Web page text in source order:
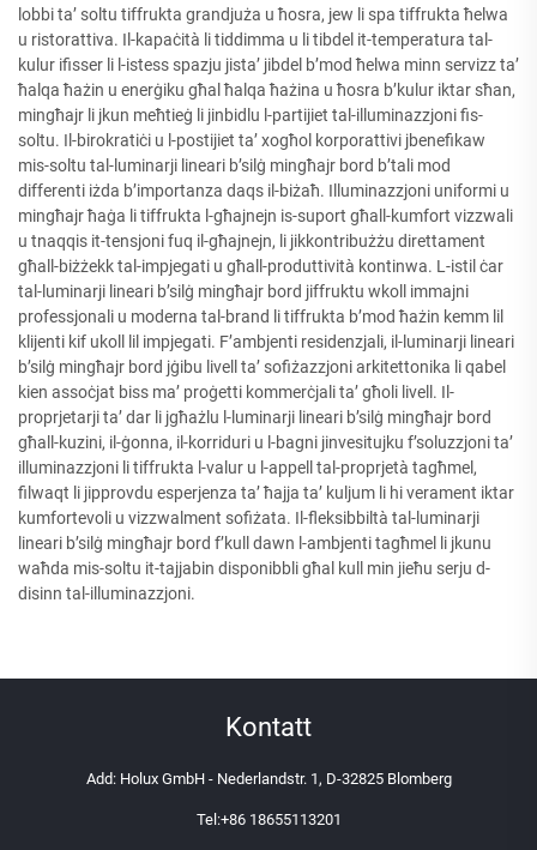
lobbi ta’ soltu tiffrukta grandjuża u ħosra, jew li spa tiffrukta ħelwa
u ristorattiva. Il-kapaċità li tiddimma u li tibdel it-temperatura tal-
kulur ifisser li l-istess spazju jista’ jibdel b’mod ħelwa minn servizz ta’
ħalqa ħażin u enerġiku għal ħalqa ħażina u ħosra b’kulur iktar sħan,
mingħajr li jkun meħtieġ li jinbidlu l-partijiet tal-illuminazzjoni fis-
soltu. Il-birokratiċi u l-postijiet ta’ xogħol korporattivi jbenefikaw
mis-soltu tal-luminarji lineari b’silġ mingħajr bord b’tali mod
differenti iżda b’importanza daqs il-biżaħ. Illuminazzjoni uniformi u
mingħajr ħaġa li tiffrukta l-għajnejn is-suport għall-kumfort vizzwali
u tnaqqis it-tensjoni fuq il-għajnejn, li jikkontribużżu direttament
għall-biżżekk tal-impjegati u għall-produttività kontinwa. L-istil ċar
tal-luminarji lineari b’silġ mingħajr bord jiffruktu wkoll immajni
professjonali u moderna tal-brand li tiffrukta b’mod ħażin kemm lil
klijenti kif ukoll lil impjegati. F’ambjenti residenzjali, il-luminarji lineari
b’silġ mingħajr bord jġibu livell ta’ sofiżazzjoni arkitettonika li qabel
kien assoċjat biss ma’ proġetti kommerċjali ta’ għoli livell. Il-
proprjetarji ta’ dar li jgħażlu l-luminarji lineari b’silġ mingħajr bord
għall-kuzini, il-ġonna, il-korriduri u l-bagni jinvesitujku f’soluzzjoni ta’
illuminazzjoni li tiffrukta l-valur u l-appell tal-proprjetà tagħmel,
filwaqt li jipprovdu esperjenza ta’ ħajja ta’ kuljum li hi verament iktar
kumfortevoli u vizzwalment sofiżata. Il-fleksibbiltà tal-luminarji
lineari b’silġ mingħajr bord f’kull dawn l-ambjenti tagħmel li jkunu
waħda mis-soltu it-tajjabin disponibbli għal kull min jieħu serju d-
disinn tal-illuminazzjoni.
Kontatt
Add: Holux GmbH - Nederlandstr. 1, D-32825 Blomberg
Tel:+86 18655113201